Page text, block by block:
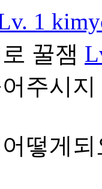
1
꿀잼
주시
떻게